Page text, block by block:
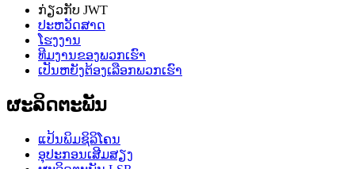
ກ່ຽວກັບ JWT
ປະຫວັດສາດ
ໂຮງງານ
ທີມງານຂອງພວກເຮົາ
ເປັນຫຍັງຕ້ອງເລືອກພວກເຮົາ
ຜະລິດຕະພັນ
ແປ້ນພິມຊິລິໂຄນ
ອຸປະກອນເສີມສຽງ